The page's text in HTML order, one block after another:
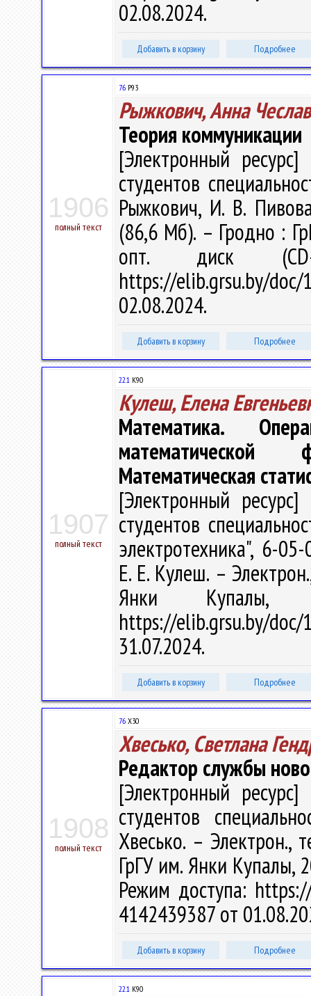
02.08.2024.
Добавить в корзину Подробнее
1906
полный текст
76 Р93
Рыжкович, Анна
Теория коммуникации
[Электронный
студентов
Рыжкович, И. В.
(86,6 Мб). – Гродно :
опт. диск
https://elib.grsu.by/
02.08.2024.
Добавить в корзину Подробнее
1907
полный текст
22.1 К90
Кулеш, Елена
Математика.
математической
Математическая
[Электронный
студентов
электротехника", 6-
Е. Е. Кулеш. –
Янки
https://elib.grsu.by/
31.07.2024.
Добавить в корзину Подробнее
1908
полный текст
76 Х30
Хвесько, Светлана
Редактор службы
[Электронный
студентов
Хвесько. – Электрон.,
ГрГУ им. Янки Купалы,
Режим доступа:
4142439387 от
Добавить в корзину Подробнее
22.1 К90